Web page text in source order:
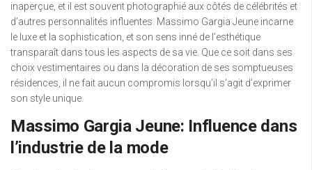
inaperçue, et il est souvent photographié aux côtés de célébrités et
d’autres personnalités influentes. Massimo Gargia Jeune incarne
le luxe et la sophistication, et son sens inné de l’esthétique
transparaît dans tous les aspects de sa vie. Que ce soit dans ses
choix vestimentaires ou dans la décoration de ses somptueuses
résidences, il ne fait aucun compromis lorsqu’il s’agit d’exprimer
son style unique.
Massimo Gargia Jeune: Influence dans
l’industrie de la mode